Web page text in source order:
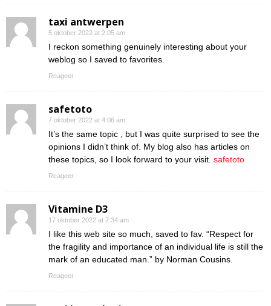
taxi antwerpen
5 oktober 2022 at 2:05 am
I reckon something genuinely interesting about your
weblog so I saved to favorites.
Reageer
safetoto
7 oktober 2022 at 4:06 am
It’s the same topic , but I was quite surprised to see the
opinions I didn’t think of. My blog also has articles on
these topics, so I look forward to your visit. safetoto
Reageer
Vitamine D3
17 oktober 2022 at 7:34 am
I like this web site so much, saved to fav. “Respect for
the fragility and importance of an individual life is still the
mark of an educated man.” by Norman Cousins.
Reageer